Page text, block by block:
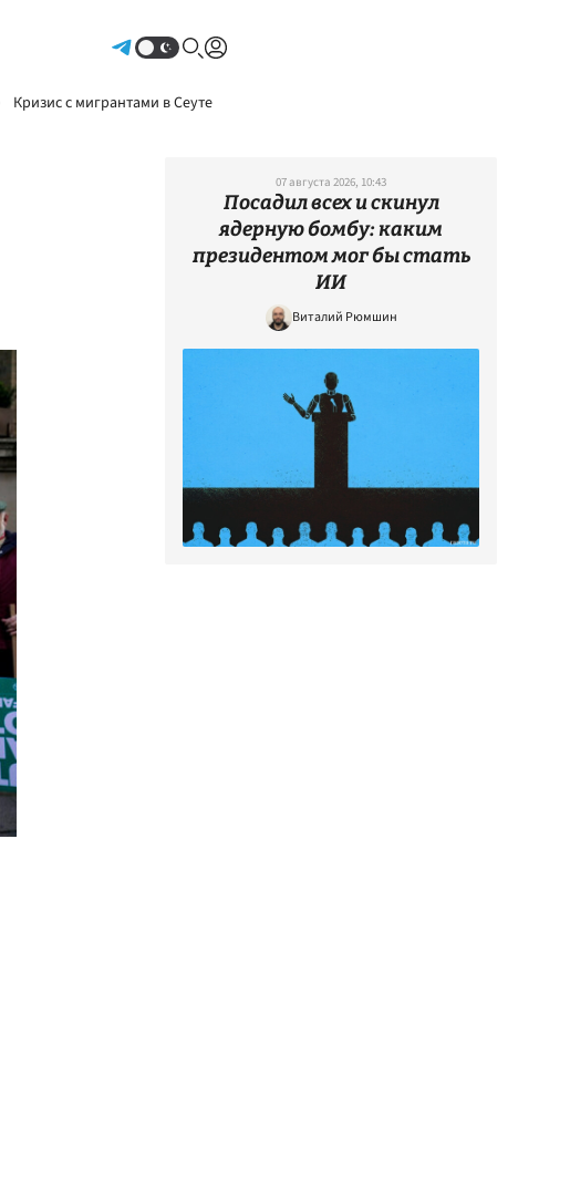
Кризис с мигрантами в Сеуте
07 августа 2026, 10:43
Посадил всех и скинул
ядерную бомбу: каким
президентом мог бы стать
ИИ
Виталий Рюмшин